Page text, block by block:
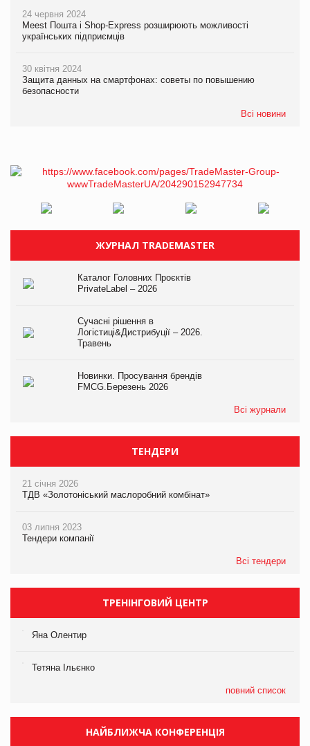
24 червня 2024
Meest Пошта і Shop-Express розширюють можливості
українських підприємців
30 квітня 2024
Защита данных на смартфонах: советы по повышению
безопасности
Всі новини
ЖУРНАЛ TRADEMASTER
Каталог Головних Проєктів
PrivateLabel – 2026
Сучасні рішення в
Логістиці&Дистрибуції – 2026.
Травень
Новинки. Просування брендів
FMCG.Березень 2026
Всі журнали
ТЕНДЕРИ
21 січня 2026
ТДВ «Золотоніський маслоробний комбінат»
03 липня 2023
Тендери компанії
Всі тендери
ТРЕНІНГОВИЙ ЦЕНТР
Яна Олентир
Тетяна Ільєнко
повний список
НАЙБЛИЖЧА КОНФЕРЕНЦІЯ